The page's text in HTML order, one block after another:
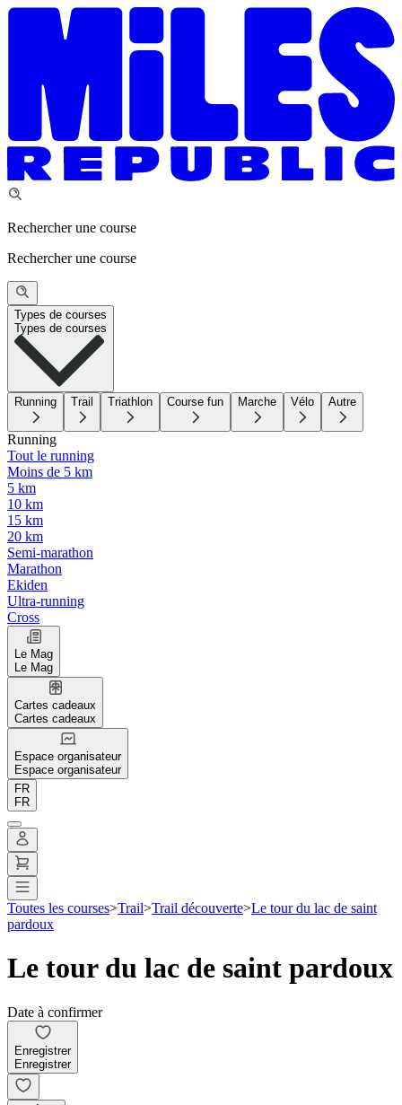
Rechercher une course
Rechercher une course
Types de courses
Types de courses
Running Trail Triathlon Course fun Marche Vélo Autre
Running
Tout le running
Moins de 5 km
5 km
10 km
15 km
20 km
Semi-marathon
Marathon
Ekiden
Ultra-running
Cross
Le Mag
Le Mag
Cartes cadeaux
Cartes cadeaux
Espace organisateur
Espace organisateur
FR
FR
Toutes les courses>Trail>Trail découverte>Le tour du lac de saint
pardoux
Le tour du lac de saint pardoux
Date à confirmer
Enregistrer
Enregistrer